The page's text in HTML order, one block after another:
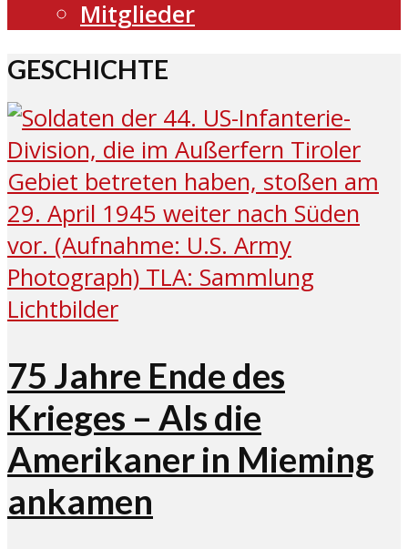
Mitglieder
GESCHICHTE
75 Jahre Ende des
Krieges – Als die
Amerikaner in Mieming
ankamen